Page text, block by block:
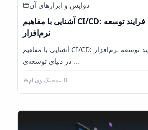
دواپس و ابزارهای آن
آشنایی با مفاهیم CI/CD: خودکارسازی فرایند توسعه
نرم‌افزار
آشنایی با مفاهیم CI/CD: خودکارسازی فرایند توسعه نرم‌افزار
در دنیای توسعه‌ی ...
مجیک وی ام 0